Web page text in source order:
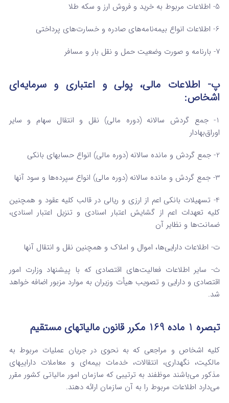
5- اطلاعات مربوط به خرید و فروش ارز و سکه طلا
6- اطلاعات انواع بیمه‌نامه‌های صادره و خسارت‌های پرداختی
7- بارنامه و صورت وضعیت حمل و نقل بار و مسافر
پ- اطلاعات مالی، پولی و اعتباری و سرمایه‌ای
اشخاص:
1- جمع گردش سالانه (دوره مالی) نقل و انتقال سهام و سایر
اوراق‌بهادار
2- جمع گردش و مانده سالانه (دوره مالی) انواع حسابهای بانکی
3- جمع گردش و مانده سالانه (دوره مالی) انواع سپرده‌ها و سود آنها
4- تسهیلات بانکی اعم از ارزی و ریالی در قالب کلیه عقود و همچنین
کلیه تعهدات اعم از گشایش اعتبار اسنادی و تنزیل اعتبار اسنادی،
ضمانت‌ها و نظایر آن
ت- اطلاعات دارایی‌ها، اموال و املاک و همچنین نقل و انتقال آنها
ث- سایر اطلاعات فعالیت‌های اقتصادی که با پیشنهاد وزارت امور
اقتصادی و دارایی و تصویب هیأت وزیران به موارد مزبور اضافه خواهد
شد.
تبصره 1 ماده 169 مکرر قانون مالیاتهای مستقیم
کلیه اشخاص و مراجعی که به نحوی در جریان عملیات مربوط به
مالکیت، نگهداری، انتقالات، خدمات بیمه‌ای و معاملات داراییهای
مذکور می‌باشند موظفند به ترتیبی که سازمان امور مالیاتی کشور مقرر
می‌دارد اطلاعات مربوط را به آن سازمان ارائه دهند.